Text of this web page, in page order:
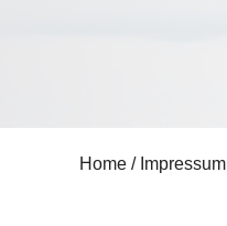
Home / Impressum